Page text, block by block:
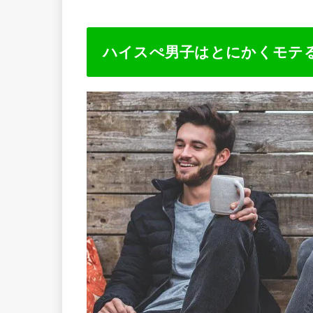
ハイスぺ男子はとにかくモテ